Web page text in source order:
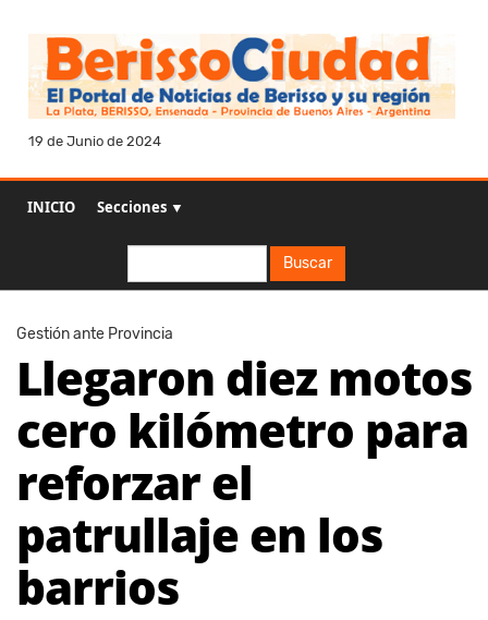
19 de Junio de 2024
INICIO Secciones ▼
Buscar
Gestión ante Provincia
Llegaron diez motos
cero kilómetro para
reforzar el
patrullaje en los
barrios